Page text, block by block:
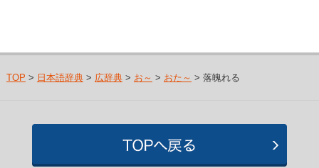
TOP > 日本語辞典> 広辞典> お～ > おた～ > 落魄れる